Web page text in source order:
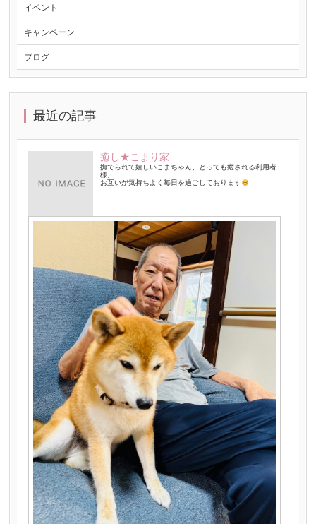
イベント
キャンペーン
ブログ
最近の記事
癒し★こまり家
撫でられて嬉しいこまちゃん、とっても癒される利用者
様。
お互いが気持ちよく毎日を過ごしております